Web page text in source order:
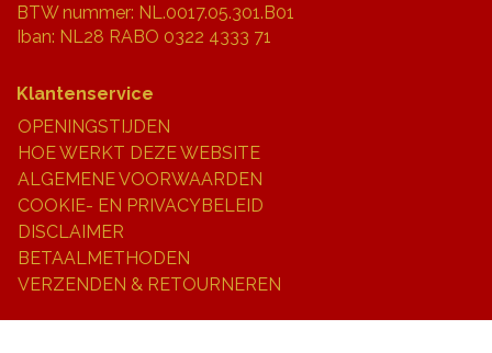
BTW nummer: NL.0017.05.301.B01
Iban: NL28 RABO 0322 4333 71
Klantenservice
OPENINGSTIJDEN
HOE WERKT DEZE WEBSITE
ALGEMENE VOORWAARDEN
COOKIE- EN PRIVACYBELEID
DISCLAIMER
BETAALMETHODEN
VERZENDEN & RETOURNEREN